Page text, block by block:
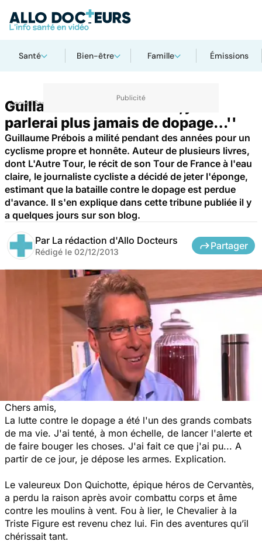
Santé Bien-être Famille Émissions
AccueilSanté
Guillaume Prébois : ''Non, je ne
parlerai plus jamais de dopage…''
Guillaume Prébois a milité pendant des années pour un
cyclisme propre et honnête. Auteur de plusieurs livres,
dont L'Autre Tour, le récit de son Tour de France à l'eau
claire, le journaliste cycliste a décidé de jeter l'éponge,
estimant que la bataille contre le dopage est perdue
d'avance. Il s'en explique dans cette tribune publiée il y
a quelques jours sur son blog.
Par La rédaction d'Allo Docteurs
Rédigé le 02/12/2013
Partager
Chers amis,
La lutte contre le dopage a été l'un des grands combats
de ma vie. J'ai tenté, à mon échelle, de lancer l'alerte et
de faire bouger les choses. J'ai fait ce que j'ai pu... A
partir de ce jour, je dépose les armes. Explication.
Le valeureux Don Quichotte, épique héros de Cervantès,
a perdu la raison après avoir combattu corps et âme
contre les moulins à vent. Fou à lier, le Chevalier à la
Triste Figure est revenu chez lui. Fin des aventures qu’il
chérissait tant.